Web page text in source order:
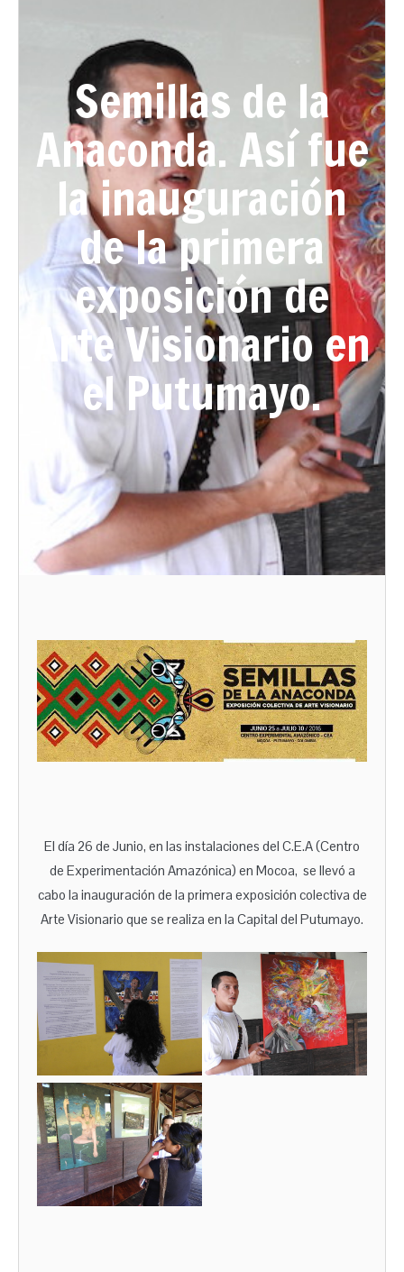
Semillas de la
Anaconda. Así fue
la inauguración
de la primera
exposición de
Arte Visionario en
el Putumayo.
El día 26 de Junio, en las instalaciones del C.E.A (Centro
de Experimentación Amazónica) en Mocoa, se llevó a
cabo la inauguración de la primera exposición colectiva de
Arte Visionario que se realiza en la Capital del Putumayo.